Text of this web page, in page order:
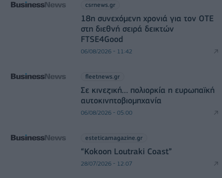
csrnews.gr
18η συνεχόμενη χρονιά για τον ΟΤΕ
στη διεθνή σειρά δεικτών
FTSE4Good
06/08/2026 - 11:42
fleetnews.gr
Σε κινεζική… πολιορκία η ευρωπαϊκή
αυτοκινητοβιομηχανία
06/08/2026 - 05:00
esteticamagazine.gr
“Kokoon Loutraki Coast”
28/07/2026 - 12:07